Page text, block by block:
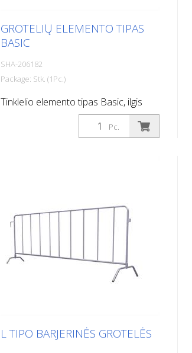
GROTELIŲ ELEMENTO TIPAS
BASIC
SHA-206182
Package: Stk. (1Pc.)
Tinklelio elemento tipas Basic, ilgis
Pc.
L TIPO BARJERINĖS GROTELĖS